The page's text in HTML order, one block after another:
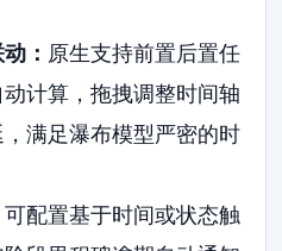
： 原生支持前置后置任
计算，拖拽调整时间轴
满足瀑布模型严密的时
可配置基于时间或状态触